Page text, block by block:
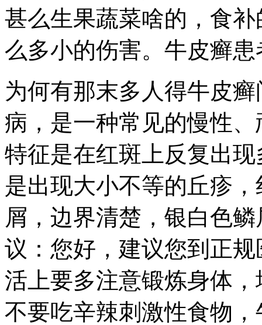
甚么生果蔬菜啥的，食
么多小的伤害。牛皮癣
为何有那末多人得牛皮
病，是一种常见的慢性
特征是在红斑上反复出
是出现大小不等的丘疹
屑，边界清楚，银白色
议：您好，建议您到正
活上要多注意锻炼身体
不要吃辛辣刺激性食物